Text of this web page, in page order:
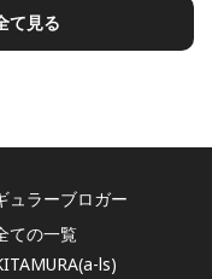
て見る
ュラーブロガー
ての一覧
ls)